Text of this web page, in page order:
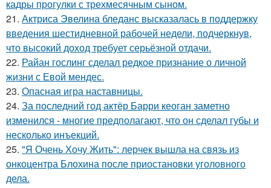
кадры прогулки с трехмесячным сыном.
21. Актриса Эвелина бледанс высказалась в поддержку
введения шестидневной рабочей недели, подчеркнув,
что высокий доход требует серьёзной отдачи.
22. Райан гослинг сделал редкое признание о личной
жизни с Евой мендес.
23. Опасная игра наставницы.
24. За последний год актёр Барри кеоган заметно
изменился - многие предполагают, что он сделал губы и
несколько инъекций.
25. "Я Очень Хочу Жить": лерчек вышла на связь из
онкоцентра Блохина после приостановки уголовного
дела.